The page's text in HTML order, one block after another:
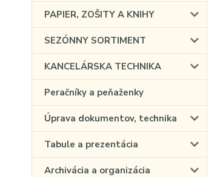
PAPIER, ZOŠITY A KNIHY
SEZÓNNY SORTIMENT
KANCELÁRSKA TECHNIKA
Peračníky a peňaženky
Úprava dokumentov, technika
Tabule a prezentácia
Archivácia a organizácia